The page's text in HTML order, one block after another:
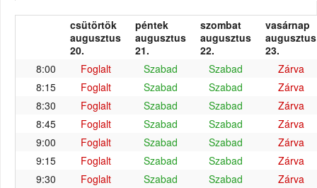
csütörtök
augusztus
20.
péntek
augusztus
21.
szombat
augusztus
22.
vasárnap
augusztus
23.
8:00
Foglalt Szabad Szabad
Zárva
8:15
Foglalt Szabad Szabad
Zárva
8:30
Foglalt Szabad Szabad
Zárva
8:45
Foglalt Szabad Szabad
Zárva
9:00
Foglalt Szabad Szabad
Zárva
9:15
Foglalt Szabad Szabad
Zárva
9:30
Foglalt Szabad Szabad
Zárva